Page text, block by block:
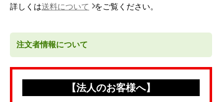
詳しくは送料について をご覧ください。
注文者情報について
【法人のお客様へ】